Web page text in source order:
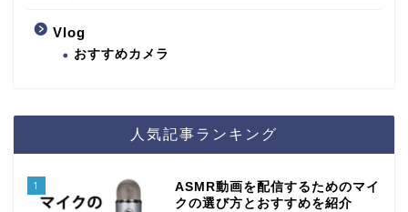
Vlog
おすすめカメラ
人気記事ランキング
1
ASMR動画を配信するためのマイ
クの選び方とおすすめを紹介